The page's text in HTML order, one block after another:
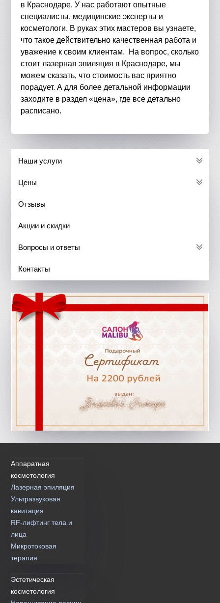
в Краснодаре. У нас работают опытные
специалисты, медицинские эксперты и
косметологи. В руках этих мастеров вы узнаете,
что такое действительно качественная работа и
уважение к своим клиентам. На вопрос, сколько
стоит лазерная эпиляция в Краснодаре, мы
можем сказать, что стоимость вас приятно
порадует. А для более детальной информации
заходите в раздел «цена», где все детально
расписано.
Наши услуги
Цены
Отзывы
Акции и скидки
Вопросы и ответы
Контакты
Аппаратная
косметология
Лазерная эпиляция
Ультразвуковая
кавитация
RF-лифтинг тела и
лица
Микротоковая
терапия
Эстетическая
косметология